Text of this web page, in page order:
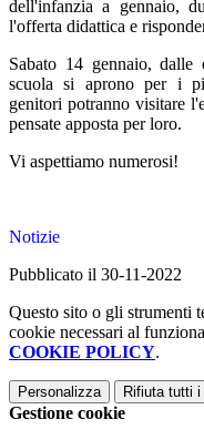
dell'infanzia a gennaio,
l'offerta didattica e
Sabato 14 gennaio,
scuola si aprono per i
genitori potranno visitare
pensate apposta per loro.
Vi aspettiamo numerosi!
Notizie
Pubblicato il 30-11-2022
Questo sito o gli strumenti
cookie necessari al
COOKIE POLICY.
Personalizza Rifiuta tutti i
Gestione cookie